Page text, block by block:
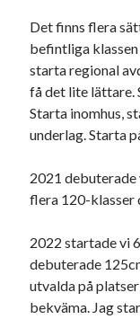
Det finns flera
befintliga
starta regional
få det lite lättare.
Starta inomhus,
underlag. Starta
2021
flera 120-klasser
2022 startade vi
debuterade
utvalda på
bekväma. Jag